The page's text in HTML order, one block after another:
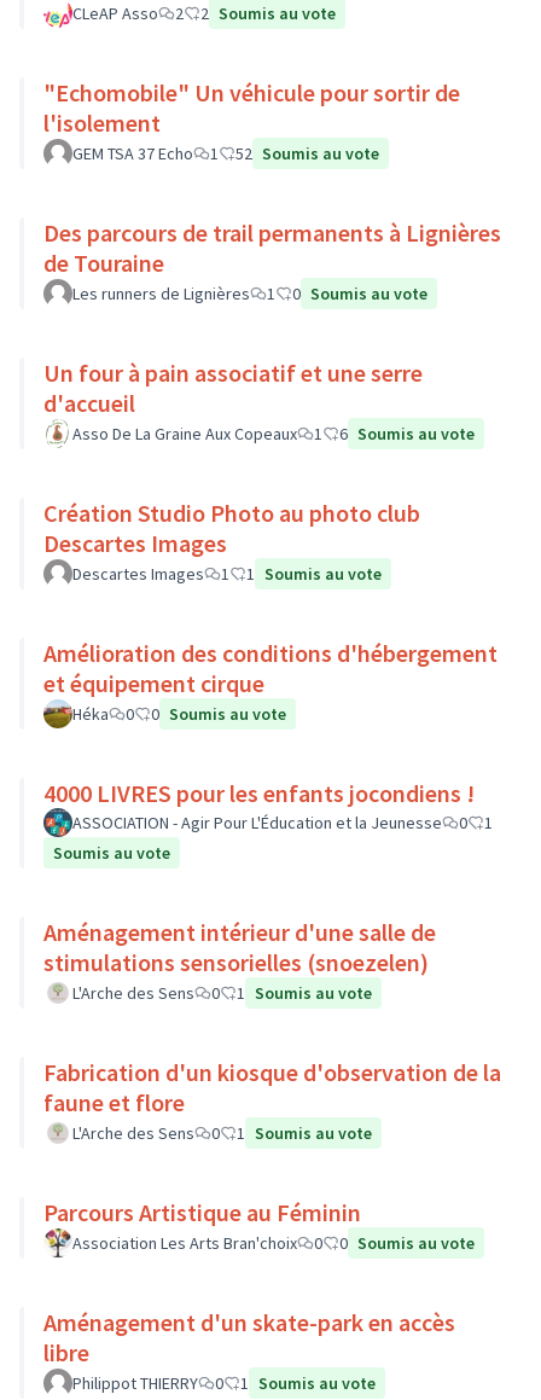
CLeAP Asso 2 2 Soumis au vote
"Echomobile" Un véhicule pour sortir de
l'isolement
GEM TSA 37 Echo 1 52 Soumis au vote
Des parcours de trail permanents à Lignières
de Touraine
Les runners de Lignières 1 0 Soumis au vote
Un four à pain associatif et une serre
d'accueil
Asso De La Graine Aux Copeaux 1 6 Soumis au vote
Création Studio Photo au photo club
Descartes Images
Descartes Images 1 1 Soumis au vote
Amélioration des conditions d'hébergement
et équipement cirque
Héka 0 0 Soumis au vote
4000 LIVRES pour les enfants jocondiens !
ASSOCIATION - Agir Pour L'Éducation et la Jeunesse 0
1
Soumis au vote
Aménagement intérieur d'une salle de
stimulations sensorielles (snoezelen)
L'Arche des Sens 0 1 Soumis au vote
Fabrication d'un kiosque d'observation de la
faune et flore
L'Arche des Sens 0 1 Soumis au vote
Parcours Artistique au Féminin
Association Les Arts Bran'choix 0 0 Soumis au vote
Aménagement d'un skate-park en accès
libre
Philippot THIERRY 0 1 Soumis au vote